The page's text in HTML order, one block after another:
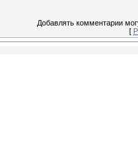
Добавлять комментарии
[